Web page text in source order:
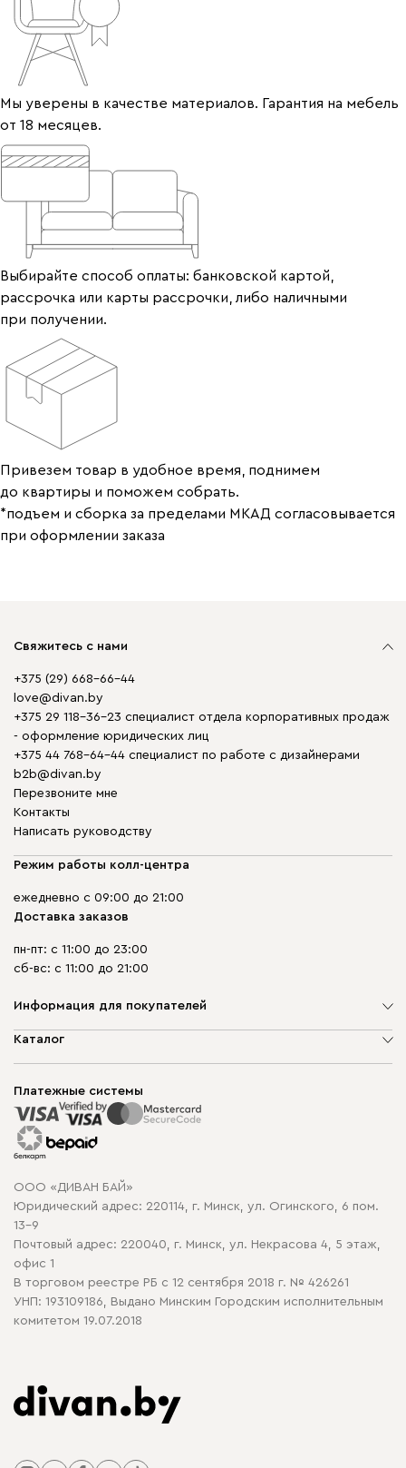
Мы уверены в качестве материалов. Гарантия на мебель
от 18 месяцев.
Выбирайте способ оплаты: банковской картой,
рассрочка или карты рассрочки, либо наличными
при получении.
Привезем товар в удобное время, поднимем
до квартиры и поможем собрать.
*подъем и сборка за пределами МКАД согласовывается
при оформлении заказа
Свяжитесь с нами
+375 (29) 668-66-44
love@divan.by
+375 29 118-36-23 специалист отдела корпоративных продаж
- оформление юридических лиц
+375 44 768-64-44 специалист по работе с дизайнерами
b2b@divan.by
Перезвоните мне
Контакты
Написать руководству
Режим работы колл-центра
ежедневно с 09:00 до 21:00
Доставка заказов
пн-пт: с 11:00 до 23:00
сб-вс: с 11:00 до 21:00
Информация для покупателей
О компании
Способы оплаты
Рассрочка и кредит
Гарантия
Карта сайта
Политика конфиденциальности
Политика в отношении обработки cookie
Каталог
Корпусная мебель
Распродажа мебели
Платежные системы
ООО «ДИВАН БАЙ»
Юридический адрес: 220114, г. Минск, ул. Огинского, 6 пом.
13-9
Почтовый адрес: 220040, г. Минск, ул. Некрасова 4, 5 этаж,
офис 1
В торговом реестре РБ с 12 сентября 2018 г. № 426261
УНП: 193109186, Выдано Минским Городским исполнительным
комитетом 19.07.2018